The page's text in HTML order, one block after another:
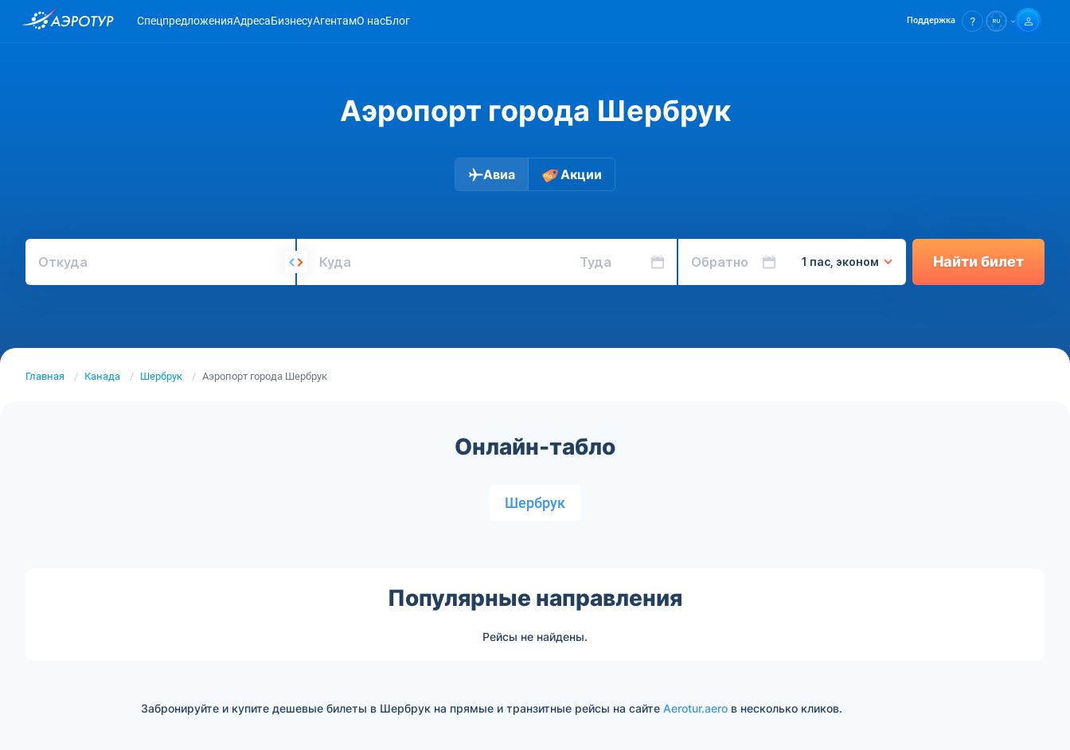
СпецпредложенияАдресаБизнесуАгентамО насБлог Поддержка
Аэропорт города Шербрук
Авиа Акции
Откуда Куда Туда Обратно 1 пас, эконом Найти билет
Главная Канада Шербрук Аэропорт города Шербрук
Онлайн-табло
Шербрук
Популярные направления
Рейсы не найдены.
Забронируйте и купите дешевые билеты в Шербрук на прямые и транзитные рейсы на сайте Aerotur.aero в несколько кликов.